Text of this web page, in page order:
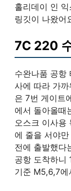
홀리데이 인
링깃이 나왔어
7C 220
수완나품 공항
사에 따라 가
은 7번 게이트
에서 돌아올때
오스크 이사용
에 줄을 서야
전에 출발했다
공항 도착하니
기준 M5,6,7에